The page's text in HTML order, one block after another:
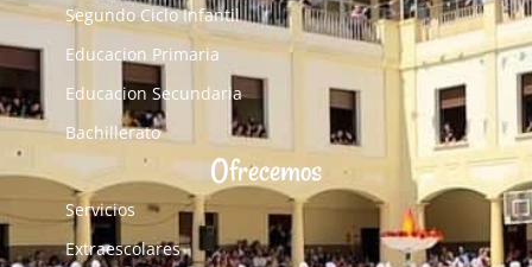
Segundo Ciclo Infantil
Educacion Primaria
Educacion Secundaria
Bachillerato
Ofrecemos
Servicios
Extraescolares